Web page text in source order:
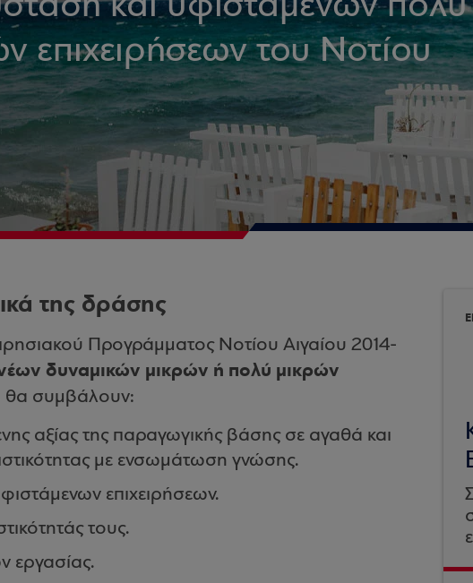
επιχειρήσεων του Νοτίου
της δράσης
Προγράμματος Νοτίου Αιγαίου 2014-
δυναμικών μικρών ή πολύ μικρών
θα συμβάλουν:
αξίας της παραγωγικής βάσης σε αγαθά και
με ενσωμάτωση γνώσης.
επιχειρήσεων.
τους.
εργασίας.